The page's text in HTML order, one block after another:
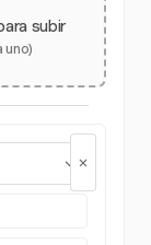
subir
uno)